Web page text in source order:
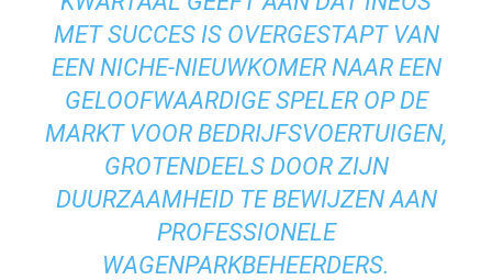
MET SUCCES IS OVERGESTAPT VAN
EEN NICHE-NIEUWKOMER NAAR EEN
GELOOFWAARDIGE SPELER OP DE
MARKT VOOR BEDRIJFSVOERTUIGEN,
GROTENDEELS DOOR ZIJN
DUURZAAMHEID TE BEWIJZEN AAN
PROFESSIONELE
WAGENPARKBEHEERDERS.